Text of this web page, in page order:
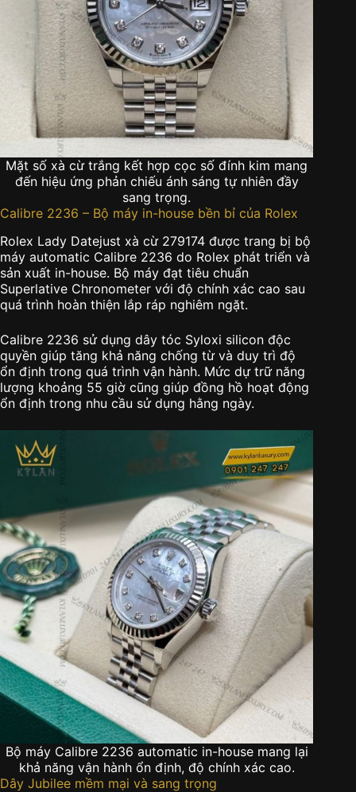
Mặt số xà cừ trắng kết hợp cọc số đính kim mang
đến hiệu ứng phản chiếu ánh sáng tự nhiên đầy
sang trọng.
Calibre 2236 – Bộ máy in-house bền bỉ của Rolex
Rolex Lady Datejust xà cừ 279174 được trang bị bộ
máy automatic Calibre 2236 do Rolex phát triển và
sản xuất in-house. Bộ máy đạt tiêu chuẩn
Superlative Chronometer với độ chính xác cao sau
quá trình hoàn thiện lắp ráp nghiêm ngặt.
Calibre 2236 sử dụng dây tóc Syloxi silicon độc
quyền giúp tăng khả năng chống từ và duy trì độ
ổn định trong quá trình vận hành. Mức dự trữ năng
lượng khoảng 55 giờ cũng giúp đồng hồ hoạt động
ổn định trong nhu cầu sử dụng hằng ngày.
Bộ máy Calibre 2236 automatic in-house mang lại
khả năng vận hành ổn định, độ chính xác cao.
Dây Jubilee mềm mại và sang trọng